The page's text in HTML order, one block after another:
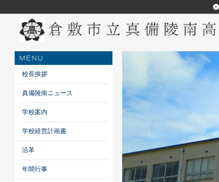
校長挨拶
真備陵南ニュース
学校案内
学校経営計画書
沿革
年間行事